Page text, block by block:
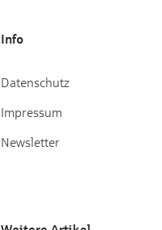
Info
Datenschutz
Impressum
Newsletter